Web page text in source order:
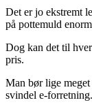
Det er jo ekstremt
på pottemuld
Dog kan det til
pris.
Man bør lige
svindel e-